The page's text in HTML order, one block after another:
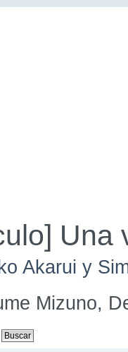
Una
Akarui y
Mizuno,